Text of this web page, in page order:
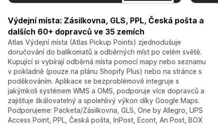
Výdejní místa: Zásilkovna, GLS, PPL, Česká pošta a
dalších 60+ dopravců ve 35 zemích
Atlas Výdejní místa (Atlas Pickup Points) zjednodušuje
doručování do balíkomatů a odběrných míst po celém světě.
Kupující si vybírají odběrná místa pomocí mapy nebo seznamu
v pokladně (pouze na plánu Shopify Plus) nebo na stránce s
poděkováním. Aplikace se bezproblémově integruje s
jakýmkoli systémem WMS a OMS, podporuje více dopravců a
zajišťuje škálovatelný a spolehlivý výkon díky Google Maps.
Podporujeme: Packeta/Zásilkovna, GLS, One by Allegro, UPS
Access Point, PPL, Česká pošta, InPost, Econt, An Post, BOX